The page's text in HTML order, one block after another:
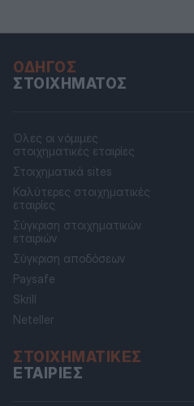
ΟΔΗΓΌΣ
ΣΤΟΙΧΉΜΑΤΟΣ
Όλες οι νόμιμες
στοιχηματικές εταιρίες
Στοιχηματικά sites
Καλύτερες στοιχηματικές
εταιρίες
Σύγκριση στοιχηματικών
εταιριών
Σύγκριση αποδόσεων
Paysafe
Skrill
Neteller
ΣΤΟΙΧΗΜΑΤΙΚΈΣ
ΕΤΑΙΡΊΕΣ